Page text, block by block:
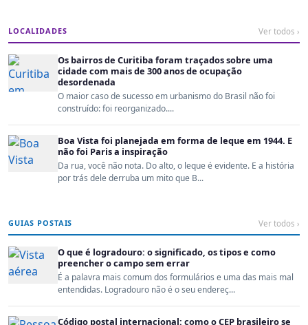
LOCALIDADES Ver todos ›
Os bairros de Curitiba foram traçados sobre uma
cidade com mais de 300 anos de ocupação
desordenada
O maior caso de sucesso em urbanismo do Brasil não foi
construído: foi reorganizado....
Boa Vista foi planejada em forma de leque em 1944. E
não foi Paris a inspiração
Da rua, você não nota. Do alto, o leque é evidente. E a história
por trás dele derruba um mito que B...
GUIAS POSTAIS Ver todos ›
O que é logradouro: o significado, os tipos e como
preencher o campo sem errar
É a palavra mais comum dos formulários e uma das mais mal
entendidas. Logradouro não é o seu endereç...
Código postal internacional: como o CEP brasileiro se